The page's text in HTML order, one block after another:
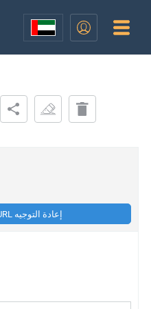
تحرير عنوان URL إعادة التوجيه